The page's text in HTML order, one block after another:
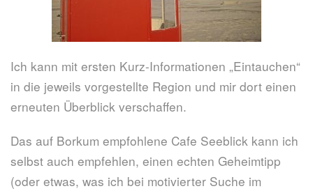
Ich kann mit ersten Kurz-Informationen „Eintauchen“
in die jeweils vorgestellte Region und mir dort einen
erneuten Überblick verschaffen.
Das auf Borkum empfohlene Cafe Seeblick kann ich
selbst auch empfehlen, einen echten Geheimtipp
(oder etwas, was ich bei motivierter Suche im